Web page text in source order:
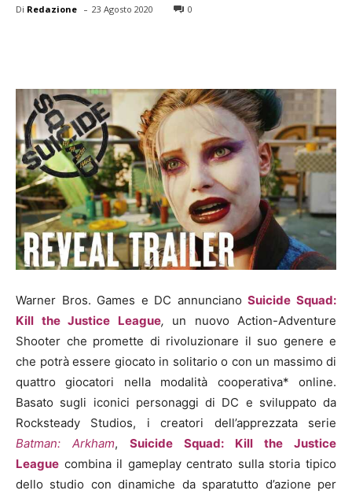
Di Redazione - 23 Agosto 2020 0
Warner Bros. Games e DC annuncianoSuicide Squad:
Kill the Justice League, un nuovo Action-Adventure
Shooter che promette di rivoluzionare il suo genere e
che potrà essere giocato in solitario o con un massimo di
quattro giocatori nella modalità cooperativa* online.
Basato sugli iconici personaggi di DC e sviluppato da
Rocksteady Studios, i creatori dell’apprezzata serie
Batman: Arkham, Suicide Squad: Kill the Justice
League combina il gameplay centrato sulla storia tipico
dello studio con dinamiche da sparatutto d’azione per